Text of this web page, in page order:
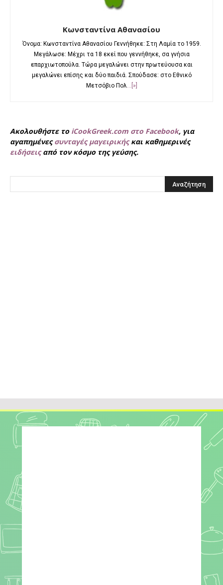
Κωνσταντίνα Αθανασίου
Όνομα: Κωνσταντίνα Αθανασίου Γεννήθηκε: Στη Λαμία το 1959.
Μεγάλωσε: Μέχρι τα 18 εκεί που γεννήθηκε, σα γνήσια
επαρχιωτοπούλα. Τώρα μεγαλώνει στην πρωτεύουσα και
μεγαλώνει επίσης και δύο παιδιά. Σπούδασε: στο Εθνικό
Μετσόβιο Πολ ...[»]
Ακολουθήστε το iCookGreek.com στο Facebook, για
αγαπημένεςσυνταγές μαγειρικήςκαι καθημερινές
ειδήσειςαπό τον κόσμο της γεύσης.